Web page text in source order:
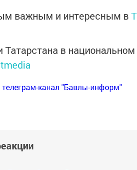
важным и интересным в
Татарстана в
телеграм-канал "Бавлы-информ"